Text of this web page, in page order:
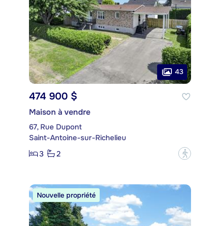
43
474 900 $
Maison à vendre
67, Rue Dupont
Saint-Antoine-sur-Richelieu
3
2 ?
Nouvelle propriété